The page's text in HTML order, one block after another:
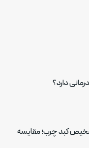
دارد؟
کبد چرب؛ مقایسه